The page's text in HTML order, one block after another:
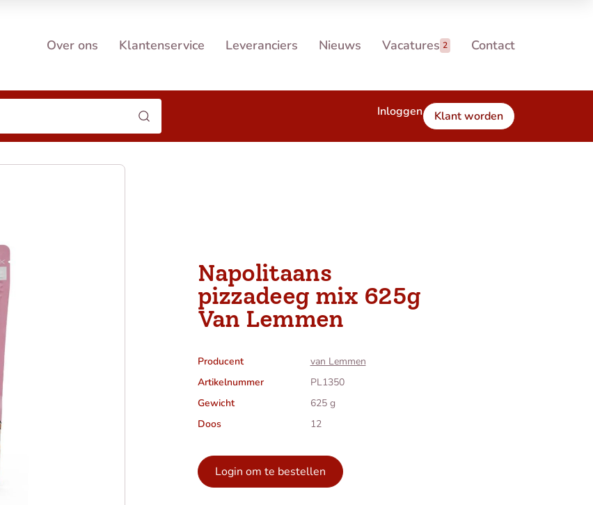
Over ons Klantenservice Leveranciers Nieuws Vacatures 2 Contact
Inloggen Klant worden
Napolitaans
pizzadeeg mix 625g
Van Lemmen
Producent
van Lemmen
Artikelnummer
PL1350
Gewicht
625 g
Doos
12
Login om te bestellen